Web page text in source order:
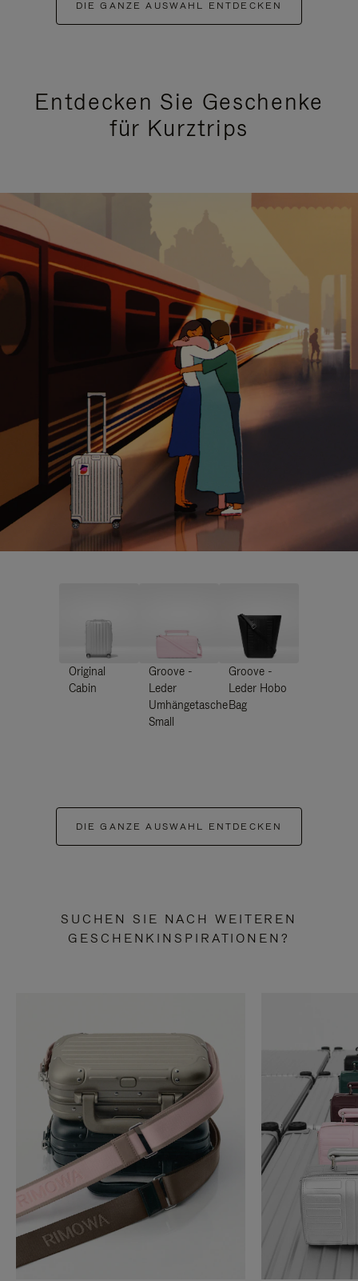
DIE GANZE AUSWAHL ENTDECKEN
Entdecken Sie Geschenke
für Kurztrips
Original
Cabin
Groove -
Leder
Umhängetasche
Small
Groove -
Leder Hobo
Bag
DIE GANZE AUSWAHL ENTDECKEN
SUCHEN SIE NACH WEITEREN
GESCHENKINSPIRATIONEN?